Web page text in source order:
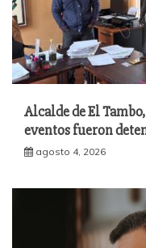
Alcalde de El
eventos fueron
agosto 4, 2026